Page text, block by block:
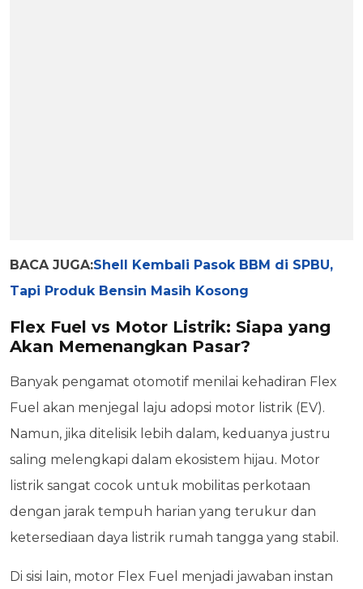
BACA JUGA:Shell Kembali Pasok BBM di SPBU,
Tapi Produk Bensin Masih Kosong
Flex Fuel vs Motor Listrik: Siapa yang
Akan Memenangkan Pasar?
Banyak pengamat otomotif menilai kehadiran Flex
Fuel akan menjegal laju adopsi motor listrik (EV).
Namun, jika ditelisik lebih dalam, keduanya justru
saling melengkapi dalam ekosistem hijau. Motor
listrik sangat cocok untuk mobilitas perkotaan
dengan jarak tempuh harian yang terukur dan
ketersediaan daya listrik rumah tangga yang stabil.
Di sisi lain, motor Flex Fuel menjadi jawaban instan